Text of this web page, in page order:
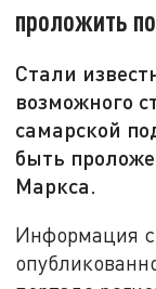
проложить
Стали
возможного
самарской
быть
Маркса.
Информация